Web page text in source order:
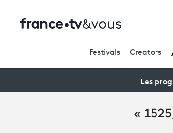
Festivals Creators
Les
«